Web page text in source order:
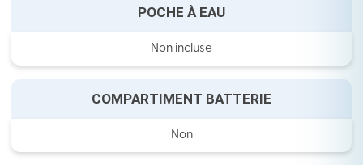
POCHE À EAU
Non incluse
COMPARTIMENT BATTERIE
Non